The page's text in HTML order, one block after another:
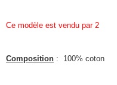
Ce modèle est vendu par 2
Composition : 100% coton